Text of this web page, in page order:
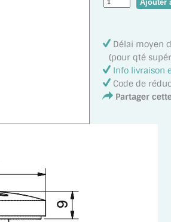
Délai moyen
(pour qté
Info livraison
Code de
Partager